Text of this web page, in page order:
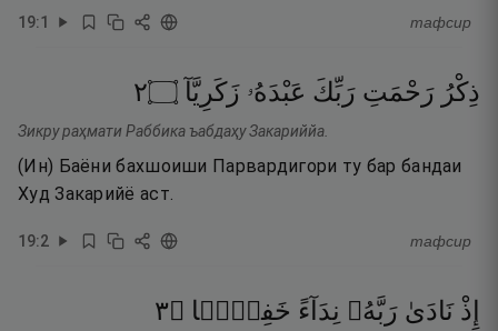
19:1 тафсир
ذِكْرُ رَحْمَتِ رَبِّكَ عَبْدَهُۥ زَكَرِيَّآ ۝٢
Зикру раҳмати Раббика ъабдаҳу Закариййа.
(Ин) Баёни бахшоиши Парвардигори ту бар бандаи
Худ Закарийё аст.
19:2 тафсир
إِذْ نَادَىٰ رَبَّهُۥ نِدَآءً خَفِيًّۭا ۝٣